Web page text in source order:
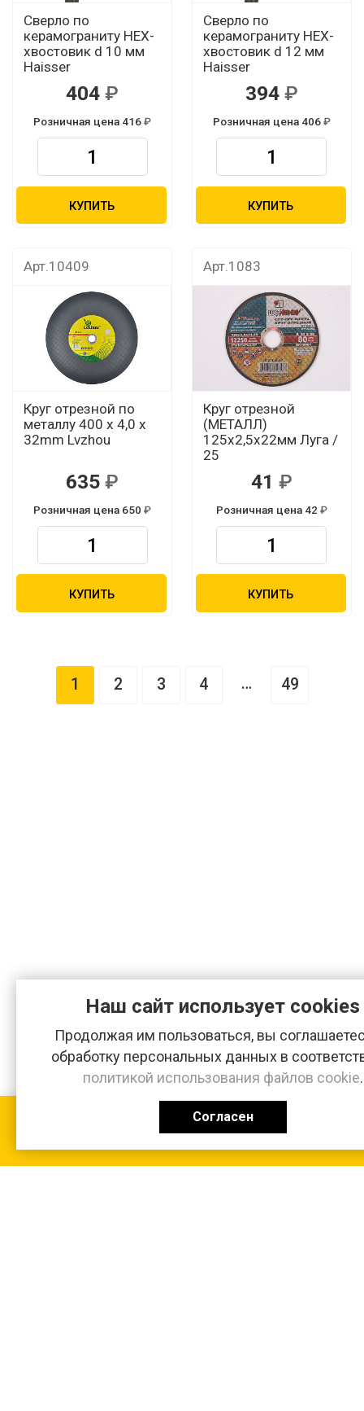
Сверло по
керамограниту HEX-
хвостовик d 10 мм
Haisser
404
Розничная цена 416
КУПИТЬ
Сверло по
керамограниту HEX-
хвостовик d 12 мм
Haisser
394
Розничная цена 406
КУПИТЬ
Арт.10409
Круг отрезной по
металлу 400 x 4,0 x
32mm Lvzhou
635
Розничная цена 650
КУПИТЬ
Арт.1083
Круг отрезной
(МЕТАЛЛ)
125х2,5х22мм Луга /
25
41
Розничная цена 42
КУПИТЬ
1 2 3 4 … 49
Наш сайт использует cookies
Продолжая им пользоваться, вы
обработку персональных данных в
политикой использования файлов cookie.
Согласен